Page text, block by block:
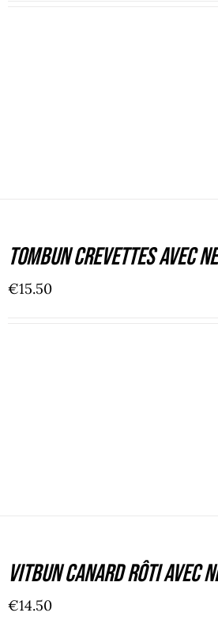
Tombun crevettes avec
€15.50
Vitbun canard rôti avec
€14.50